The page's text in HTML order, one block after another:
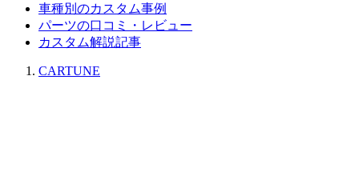
車種別のカスタム事例
パーツの口コミ・レビュー
カスタム解説記事
CARTUNE